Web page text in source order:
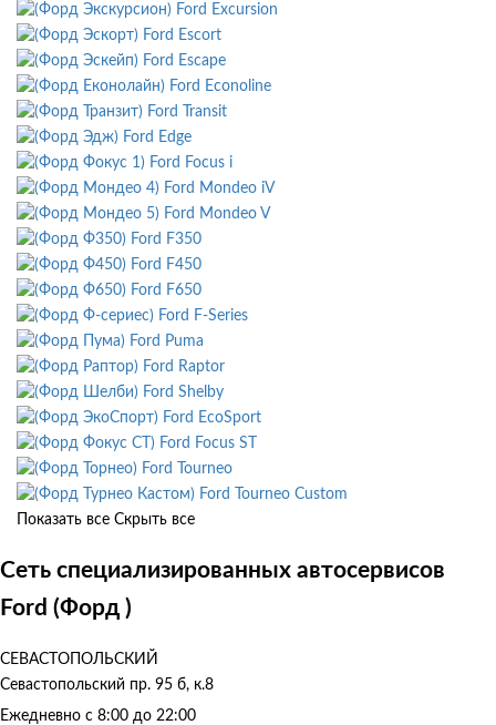
Ford Excursion
Ford Escort
Ford Escape
Ford Econoline
Ford Transit
Ford Edge
Ford Focus i
Ford Mondeo iV
Ford Mondeo V
Ford F350
Ford F450
Ford F650
Ford F-Series
Ford Puma
Ford Raptor
Ford Shelby
Ford EcoSport
Ford Focus ST
Ford Tourneo
Ford Tourneo Custom
Показать все Скрыть все
Сеть специализированных автосервисов
Ford (Форд )
СЕВАСТОПОЛЬСКИЙ
Севастопольский пр. 95 б, к.8
Ежедневно с 8:00 до 22:00